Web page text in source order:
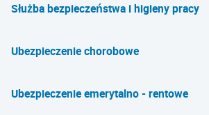
Służba bezpieczeństwa i higieny pracy
Ubezpieczenie chorobowe
Ubezpieczenie emerytalno - rentowe